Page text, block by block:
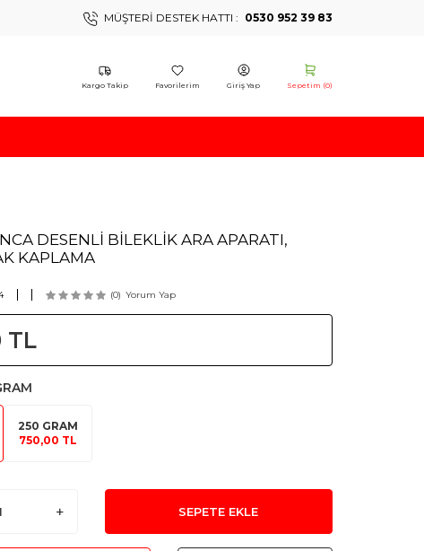
MÜŞTERI DESTEK HATTI : 0530 952 39 83
Kargo Takip Favorilerim Giriş Yap Sepetim (0)
DESENLİ BİLEKLİK ARA APARATI,
KAPLAMA
(0) Yorum Yap
TL
250 GRAM
750,00 TL
SEPETE EKLE